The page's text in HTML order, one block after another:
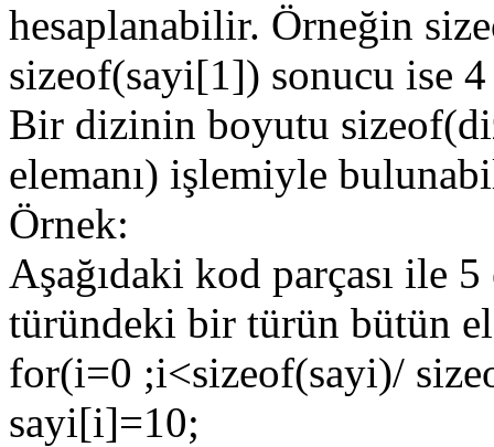
hesaplanabilir. Örneğin
sizeof(sayi[1]) sonucu ise 4
Bir dizinin boyutu
elemanı) işlemiyle
Örnek:
Aşağıdaki kod parçası ile
türündeki bir türün bütün
for(i=0 ;i<sizeof(sayi)/
sayi[i]=10;